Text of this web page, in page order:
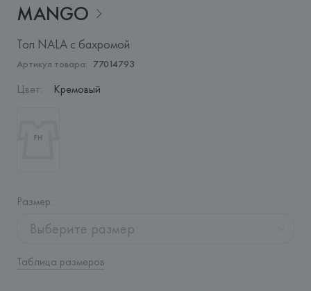
MANGO
Топ NALA с бахромой
Артикул товара: 77014793
Цвет: Кремовый
Размер:
Выберите размер
Таблица размеров